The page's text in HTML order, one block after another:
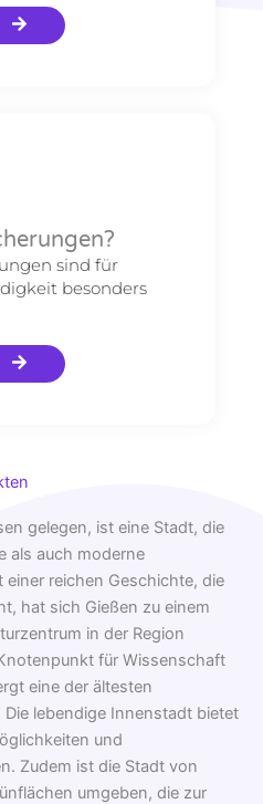
sind für
besonders
gelegen, ist eine Stadt, die
als auch moderne
reichen Geschichte, die
hat sich Gießen zu einem
in der Region
für Wissenschaft
eine der ältesten
lebendige Innenstadt bietet
und
Zudem ist die Stadt von
umgeben, die zur